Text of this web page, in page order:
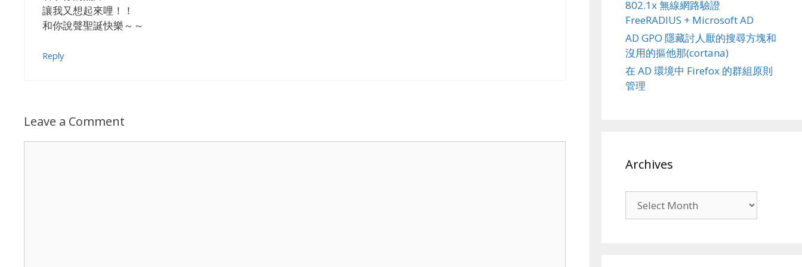
讓我又想起來哩！！
和你說聲聖誕快樂～～
Reply
Leave a Comment
802.1x 無線網路驗證
FreeRADIUS + Microsoft AD
AD GPO 隱藏討人厭的搜尋方塊和
沒用的摳他那(cortana)
在 AD 環境中 Firefox 的群組原則
管理
Archives